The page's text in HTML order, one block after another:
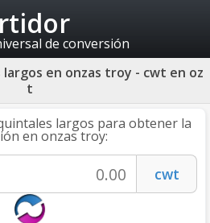
de conversión
en onzas troy - cwt en oz
t
largos para obtener la
en onzas troy: